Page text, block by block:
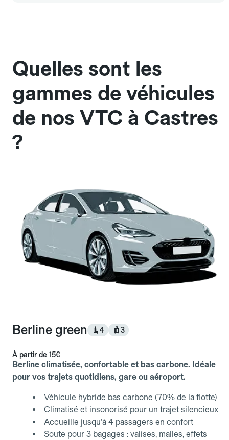
Quelles sont les
gammes de véhicules
de nos VTC à Castres
?
Berline green 4 3
À partir de 15€
Berline climatisée, confortable et bas carbone. Idéale
pour vos trajets quotidiens, gare ou aéroport.
Véhicule hybride bas carbone (70% de la flotte)
Climatisé et insonorisé pour un trajet silencieux
Accueille jusqu'à 4 passagers en confort
Soute pour 3 bagages : valises, malles, effets